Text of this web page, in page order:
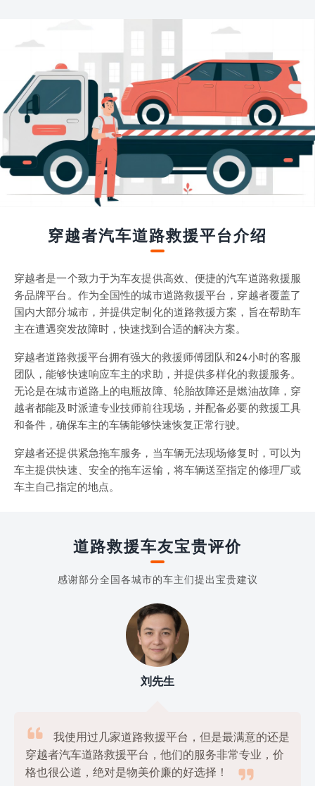
穿越者汽车道路救援平台介绍
穿越者是一个致力于为车友提供高效、便捷的汽车道路救援服
务品牌平台。作为全国性的城市道路救援平台，穿越者覆盖了
国内大部分城市，并提供定制化的道路救援方案，旨在帮助车
主在遭遇突发故障时，快速找到合适的解决方案。
穿越者道路救援平台拥有强大的救援师傅团队和24小时的客服
团队，能够快速响应车主的求助，并提供多样化的救援服务。
无论是在城市道路上的电瓶故障、轮胎故障还是燃油故障，穿
越者都能及时派遣专业技师前往现场，并配备必要的救援工具
和备件，确保车主的车辆能够快速恢复正常行驶。
穿越者还提供紧急拖车服务，当车辆无法现场修复时，可以为
车主提供快速、安全的拖车运输，将车辆送至指定的修理厂或
车主自己指定的地点。
道路救援车友宝贵评价
感谢部分全国各城市的车主们提出宝贵建议
刘先生

我使用过几家道路救援平台，但是最满意的还是
穿越者汽车道路救援平台，他们的服务非常专业，价
格也很公道，绝对是物美价廉的好选择！
